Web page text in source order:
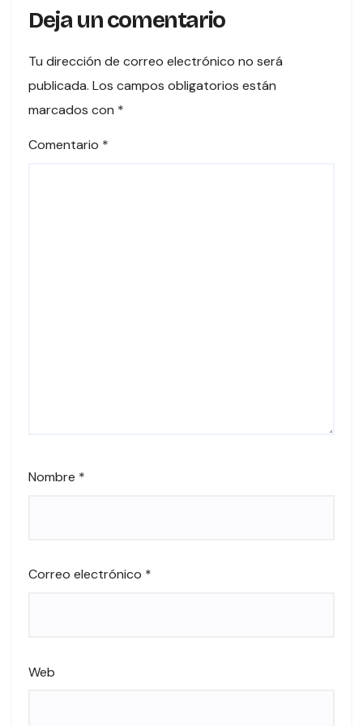
Deja un comentario
Tu dirección de correo electrónico no será
publicada. Los campos obligatorios están
marcados con *
Comentario *
Nombre *
Correo electrónico *
Web